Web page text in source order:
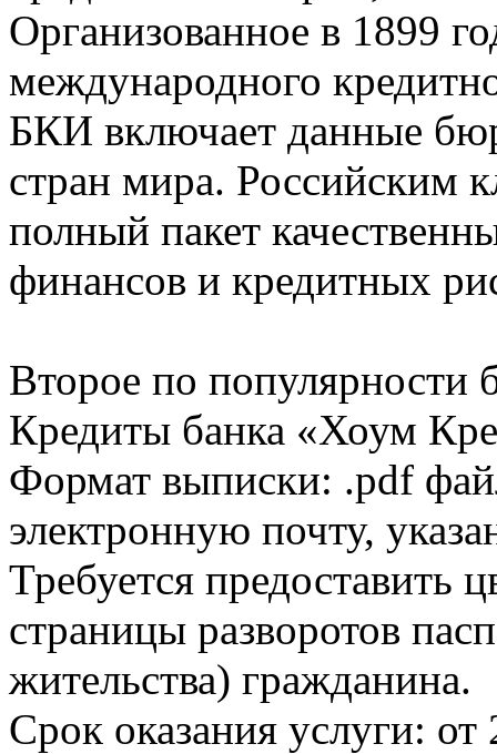
Организованное в 1899
международного
БКИ включает данные
стран мира. Российским
полный пакет
финансов и кредитных
Второе по популярности
Кредиты банка «Хоум
Формат выписки: .pdf
электронную почту,
Требуется предоставить
страницы разворотов
жительства) гражданина.
Срок оказания услуги: от